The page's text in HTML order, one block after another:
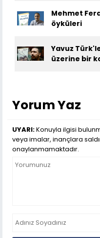
Mehmet
öyküleri
Yavuz
üzerine bir
Yorum Yaz
UYARI:Konuyla ilgisi
veya imalar, inançlara
onaylanmamaktadır.